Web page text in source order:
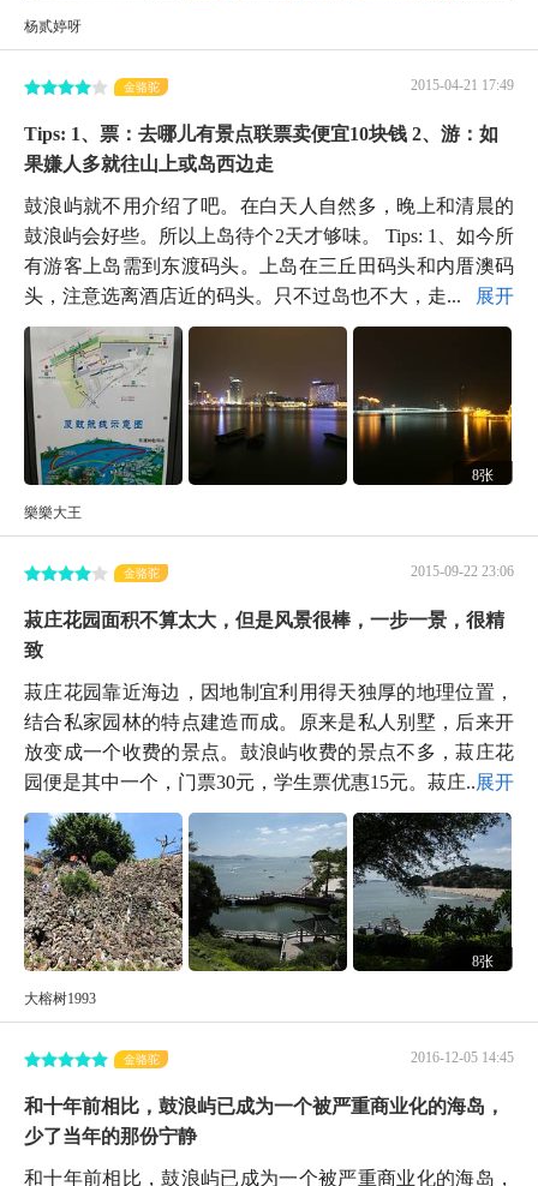
杨贰婷呀
2015-04-21 17:49
金骆驼
Tips: 1、票：去哪儿有景点联票卖便宜10块钱 2、游：如
果嫌人多就往山上或岛西边走
鼓浪屿就不用介绍了吧。在白天人自然多，晚上和清晨的
鼓浪屿会好些。所以上岛待个2天才够味。 Tips: 1、如今所
有游客上岛需到东渡码头。上岛在三丘田码头和内厝澳码
头，注意选离酒店近的码头。只不过岛也不大，走...
展开
8张
樂樂大王
2015-09-22 23:06
金骆驼
菽庄花园面积不算太大，但是风景很棒，一步一景，很精
致
菽庄花园靠近海边，因地制宜利用得天独厚的地理位置，
结合私家园林的特点建造而成。原来是私人别墅，后来开
放变成一个收费的景点。鼓浪屿收费的景点不多，菽庄花
园便是其中一个，门票30元，学生票优惠15元。菽庄...展开
8张
大榕树1993
2016-12-05 14:45
金骆驼
和十年前相比，鼓浪屿已成为一个被严重商业化的海岛，
少了当年的那份宁静
和十年前相比，鼓浪屿已成为一个被严重商业化的海岛，